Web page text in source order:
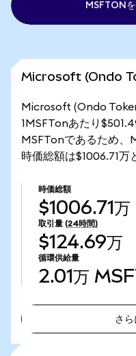
MSFTON
Microsoft (Ondo
Microsoft (Ondo
1MSFTonあたり
MSFTonであるため
時価総額は$1006.71万
時価総額
$1006.71万
取引量 (24時間)
$124.69万
循環供給量
2.01万
さら